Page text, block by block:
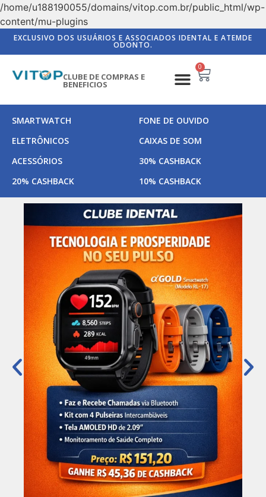
/home/u188190055/domains/vitop.com.br/public_html/wp-
content/mu-plugins
EXCLUSIVO DOS USUÁRIOS E ASSOCIADOS IDENTAL E ATEMDE
ODONTO.
CLUBE DE COMPRAS E
BENEFICIOS
0
SMARTWATCH
FONE DE OUVIDO
ELETRÔNICOS
CAIXAS DE SOM
ACESSÓRIOS
30% CASHBACK
20% CASHBACK
10% CASHBACK